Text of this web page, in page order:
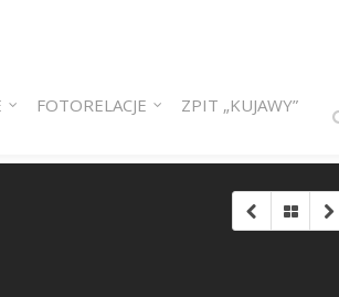
FOTORELACJE ZPIT „KUJAWY”